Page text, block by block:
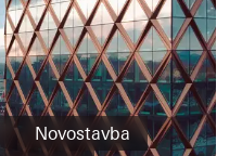
Novostavba